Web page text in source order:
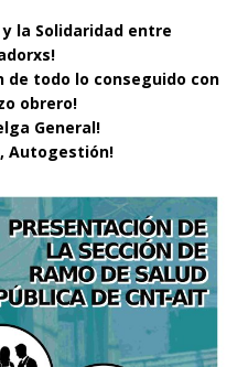
la Solidaridad entre
de todo lo conseguido con
obrero!
General!
Autogestión!